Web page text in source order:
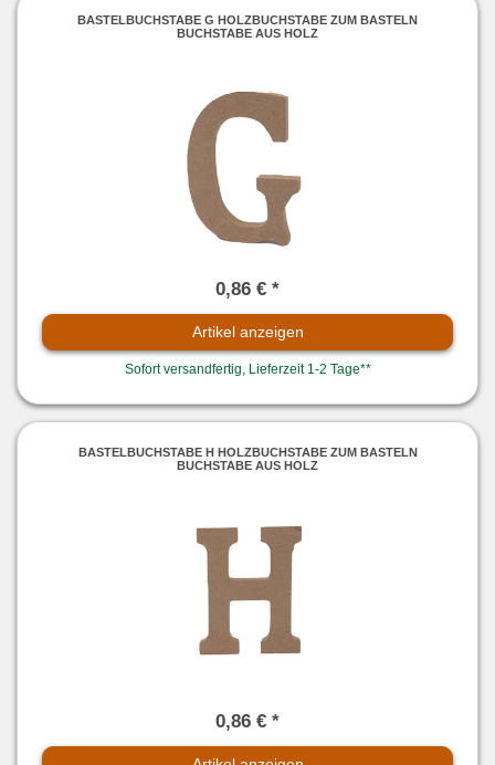
BASTELBUCHSTABE G HOLZBUCHSTABE ZUM BASTELN
BUCHSTABE AUS HOLZ
0,86 € *
Artikel anzeigen
Sofort versandfertig, Lieferzeit 1-2 Tage**
BASTELBUCHSTABE H HOLZBUCHSTABE ZUM BASTELN
BUCHSTABE AUS HOLZ
0,86 € *